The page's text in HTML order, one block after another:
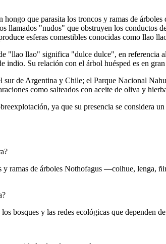
que parasita los troncos y ramas de
llamados "nudos" que obstruyen los conductos
esferas comestibles conocidas como llao
"llao llao" significa "dulce dulce", en referencia
indio. Su relación con el árbol huésped es en
sur de Argentina y Chile; el Parque Nacional
como salteados con aceite de oliva y
ya que su presencia se considera
ramas de árboles Nothofagus —coihue,
bosques y las redes ecológicas que dependen